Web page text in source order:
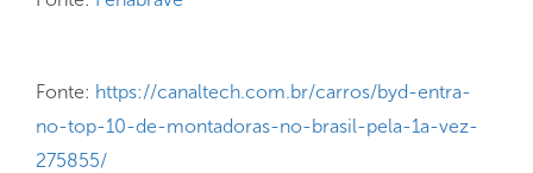
Fonte: https://canaltech.com.br/carros/byd-entra-
no-top-10-de-montadoras-no-brasil-pela-1a-vez-
275855/